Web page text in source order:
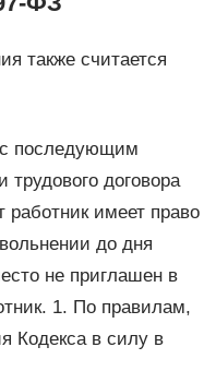
также считается
с последующим
договора
работник имеет право
до дня
не приглашен в
1. По правилам,
Кодекса в силу в